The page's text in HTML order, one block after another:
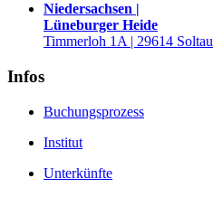
Niedersachsen |
Lüneburger Heide
Timmerloh 1A | 29614 Soltau
Infos
Buchungsprozess
Institut
Unterkünfte